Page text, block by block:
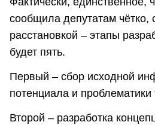
сообщила депутатам чётко,
расстановкой – этапы
будет пять.
Первый – сбор исходной
потенциала и проблематики
Второй – разработка